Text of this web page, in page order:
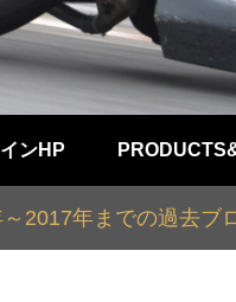
ンHP
2017年までの過去